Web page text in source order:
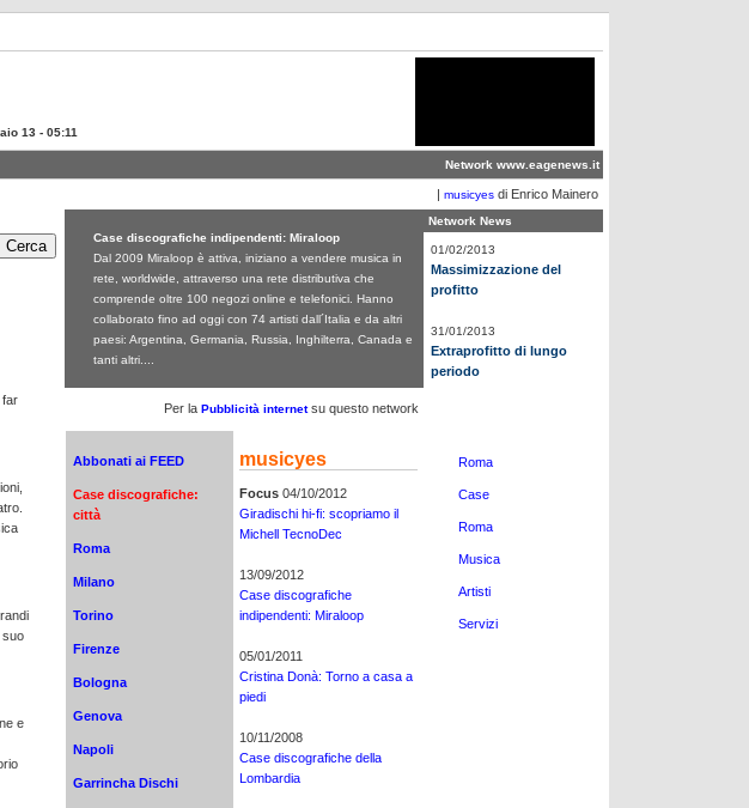
13 - 05:11
Network www.eagenews.it
| musicyes di Enrico Mainero
far
suo
e
Case discografiche indipendenti: Miraloop
Dal 2009 Miraloop è attiva, iniziano a vendere musica in
rete, worldwide, attraverso una rete distributiva che
comprende oltre 100 negozi online e telefonici. Hanno
collaborato fino ad oggi con 74 artisti dall´Italia e da altri
paesi: Argentina, Germania, Russia, Inghilterra, Canada e
tanti altri....
Per la Pubblicità internetsu questo network
Abbonati ai FEED
Case discografiche:
città
Roma
Milano
Torino
Firenze
Bologna
Genova
Napoli
Garrincha Dischi
musicyes
Focus 04/10/2012
Giradischi hi-fi: scopriamo il
Michell TecnoDec
13/09/2012
Case discografiche
indipendenti: Miraloop
05/01/2011
Cristina Donà: Torno a casa a
piedi
10/11/2008
Case discografiche della
Lombardia
Network News
01/02/2013
Massimizzazione del
profitto
31/01/2013
Extraprofitto di lungo
periodo
Roma
Case
Roma
Musica
Artisti
Servizi